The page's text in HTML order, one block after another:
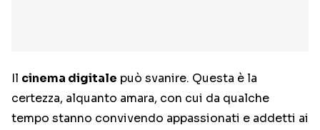
Il cinema digitale può svanire. Questa è la
certezza, alquanto amara, con cui da qualche
tempo stanno convivendo appassionati e addetti ai